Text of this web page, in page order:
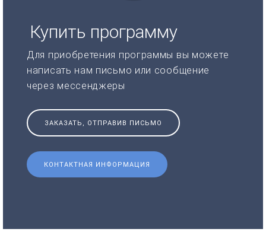
Купить программу
Для приобретения программы вы можете
написать нам письмо или сообщение
через мессенджеры
ЗАКАЗАТЬ, ОТПРАВИВ ПИСЬМО
КОНТАКТНАЯ ИНФОРМАЦИЯ